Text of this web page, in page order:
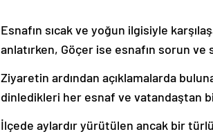
Esnafın sıcak ve yoğun ilgisiyle
anlatırken, Göçer ise esnafın sorun ve
Ziyaretin ardından açıklamalarda
dinledikleri her esnaf ve vatandaştan
İlçede aylardır yürütülen ancak bir